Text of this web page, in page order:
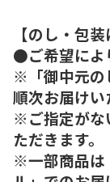
【のし・包装
●ご希望によ
※「御中元の
順次お届けい
※ご指定がな
ただきます。
※一部商品は